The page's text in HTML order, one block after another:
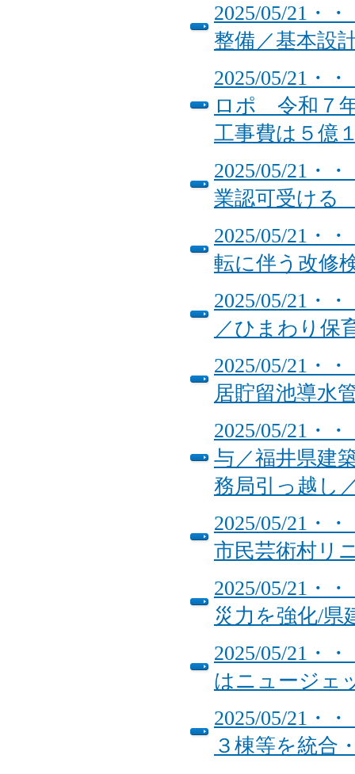
2025/05/21・
整備／基本設
2025/05/21・
ロポ 令和７
工事費は５億
2025/05/21・
業認可受け
2025/05/21・
転に伴う改修
2025/05/21・
／ひまわり保
2025/05/21・
居貯留池導水
2025/05/21・
与／福井県建
務局引っ越し
2025/05/21・
市民芸術村リ
2025/05/21・
災力を強化/県
2025/05/21・
はニュージェ
2025/05/21・
３棟等を統合